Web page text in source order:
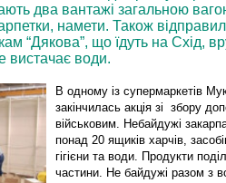
два вантажі загальною
намети. Також
“Дякова”, що їдуть на Схід,
вистачає води.
В одному із супермаркетів
закінчилась акція зі збору
військовим. Небайдужі
понад 20 ящиків харчів,
гігієни та води. Продукти
частини. Не байдужі разом з